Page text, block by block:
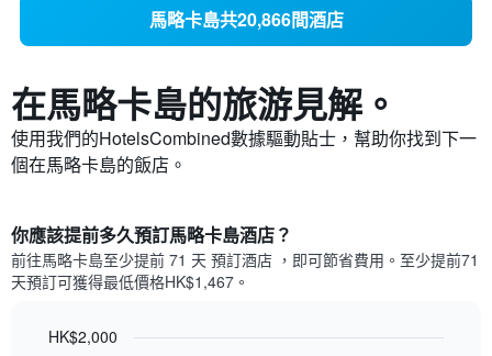
馬略卡島共20,866間酒店
在馬略卡島​的旅游見解。
使用我們的HotelsCombined數據驅動貼士，幫助你找到下一
個在馬略卡島​的飯店。
你應該提前多久預訂馬略卡島酒店​？
前往馬略卡島​至少提前 71 天 預訂酒店 ，即可節省費用。至少提前71​
天​預訂可獲得最低價格HK$1,467​。
HK$2,000